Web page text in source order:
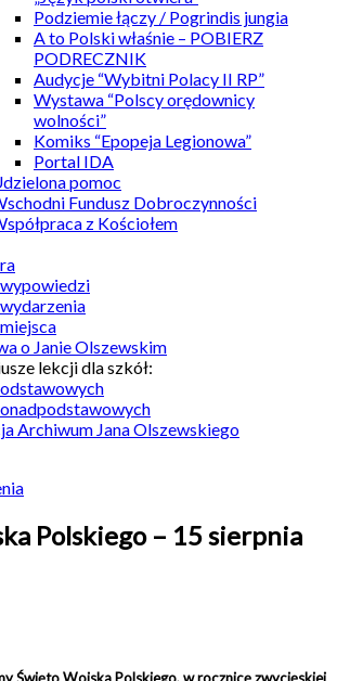
Podziemie łączy / Pogrindis jungia
A to Polski właśnie – POBIERZ
PODRECZNIK
Audycje “Wybitni Polacy II RP”
Wystawa “Polscy orędownicy
wolności”
Komiks “Epopeja Legionowa”
Portal IDA
pomoc
Fundusz Dobroczynności
z Kościołem
o Janie Olszewskim
lekcji dla szkół:
Archiwum Jana Olszewskiego
Polskiego – 15 sierpnia